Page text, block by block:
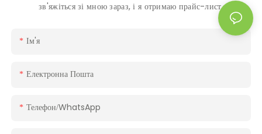
зв'яжіться зі мною зараз, і я отримаю прайс-лист.
Ім'я
Електронна Пошта
Телефон/WhatsApp